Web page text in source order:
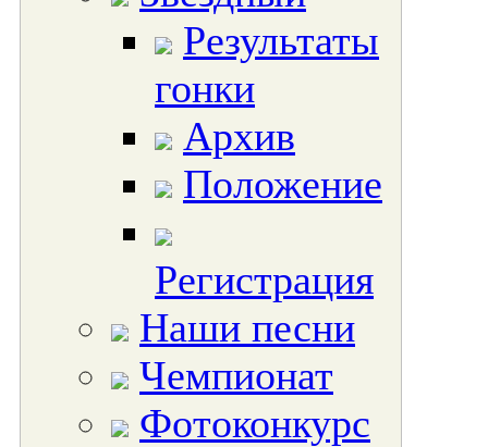
Результаты
гонки
Архив
Положение
Регистрация
Наши песни
Чемпионат
Фотоконкурс